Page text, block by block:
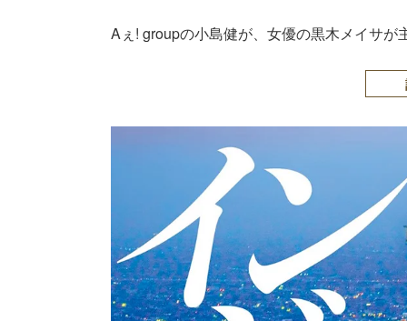
Aぇ! groupの小島健が、女優の黒木メイサ